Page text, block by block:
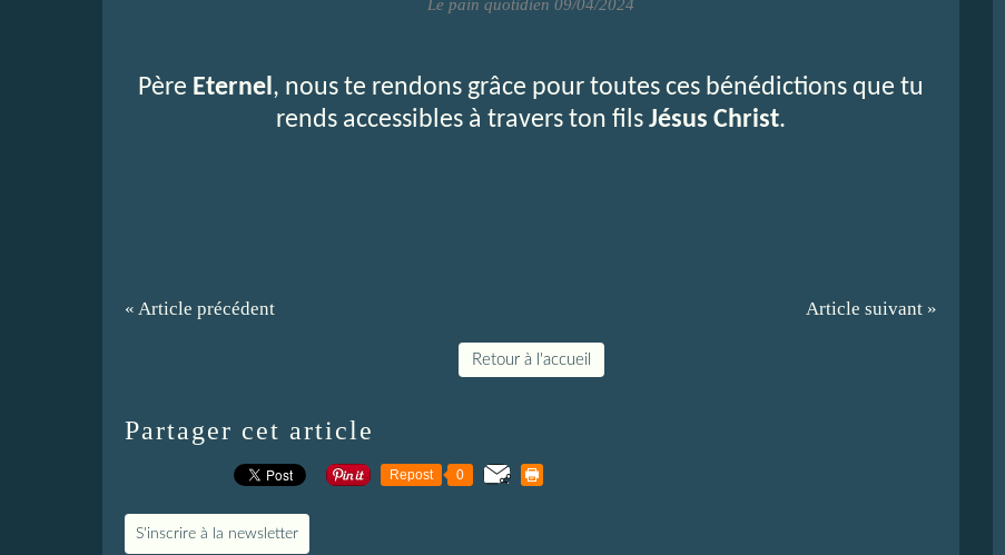
Père Eternel , nous te rendons grâce pour toutes ces bénédictions que tu
rends accessibles à travers ton fils Jésus Christ.
« Article précédent Article suivant »
Retour à l'accueil
Partager cet article
Repost 0
S'inscrire à la newsletter